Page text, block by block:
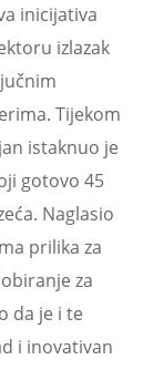
inicijativa
izlazak
Tijekom
istaknuo je
gotovo 45
Naglasio
prilika za
za
da je i te
i inovativan